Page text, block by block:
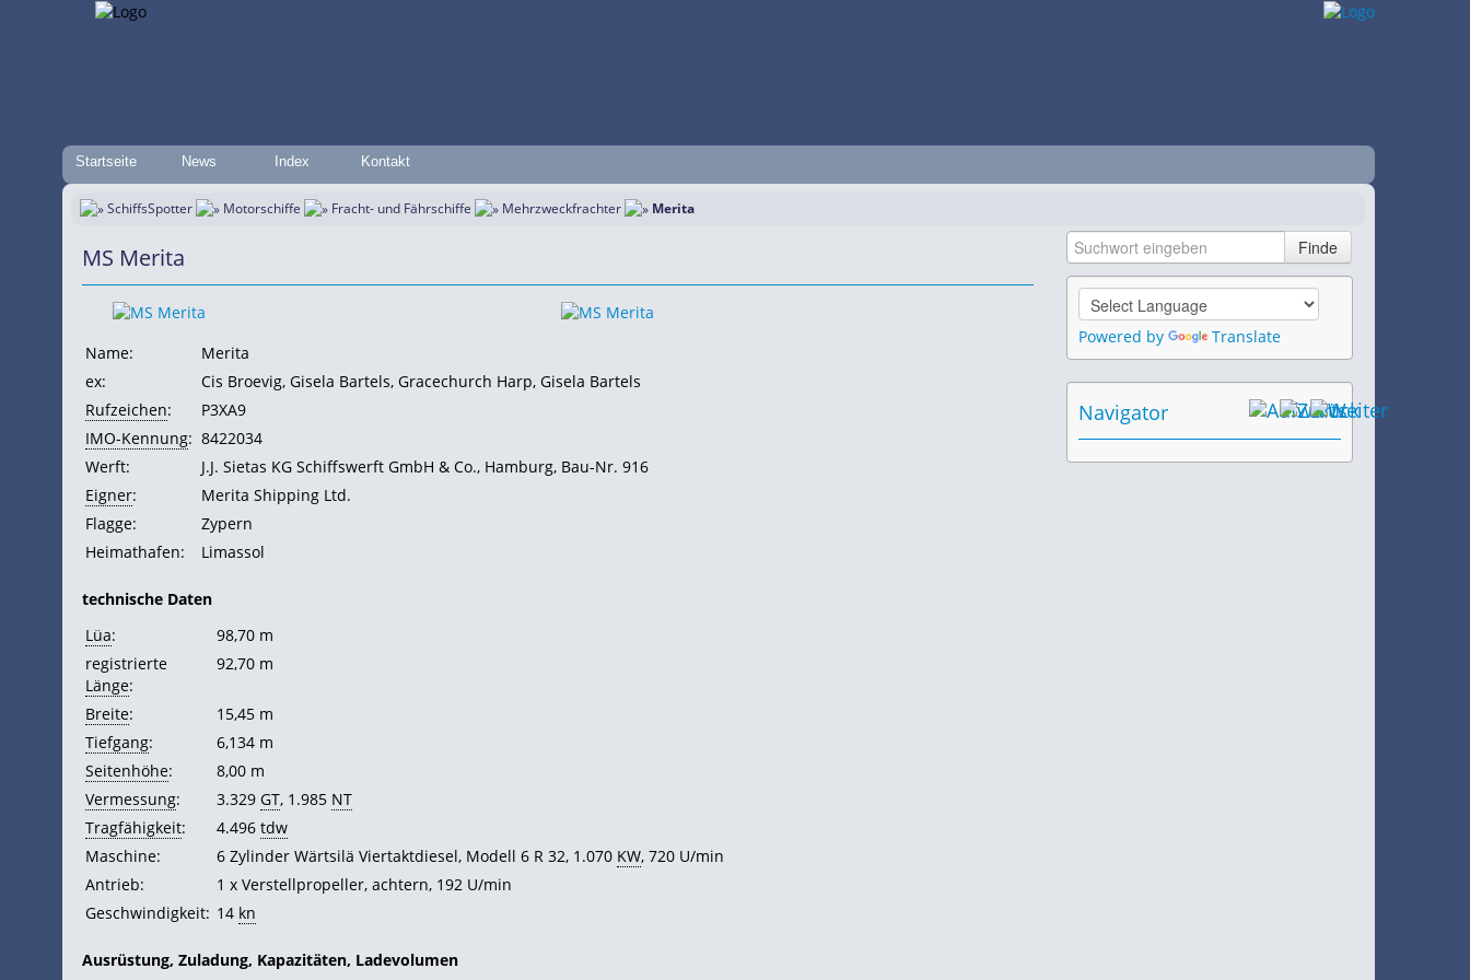
Startseite News Index Kontakt
SchiffsSpotter Motorschiffe Fracht- und Fährschiffe Mehrzweckfrachter Merita
MS Merita
Name:
Merita
ex:
Cis Broevig, Gisela Bartels, Gracechurch Harp, Gisela Bartels
Rufzeichen:
P3XA9
IMO-Kennung: 8422034
Werft:
J.J. Sietas KG Schiffswerft GmbH & Co., Hamburg, Bau-Nr. 916
Eigner:
Merita Shipping Ltd.
Flagge:
Zypern
Heimathafen:
Limassol
technische Daten
Lüa:
98,70 m
registrierte
Länge:
92,70 m
Breite:
15,45 m
Tiefgang:
6,134 m
Seitenhöhe:
8,00 m
Vermessung: 3.329 GT, 1.985 NT
Tragfähigkeit: 4.496 tdw
Maschine:
6 Zylinder Wärtsilä Viertaktdiesel, Modell 6 R 32, 1.070 KW, 720 U/min
Antrieb:
1 x Verstellpropeller, achtern, 192 U/min
Geschwindigkeit: 14 kn
Ausrüstung, Zuladung, Kapazitäten, Ladevolumen
Powered by Translate
Navigator